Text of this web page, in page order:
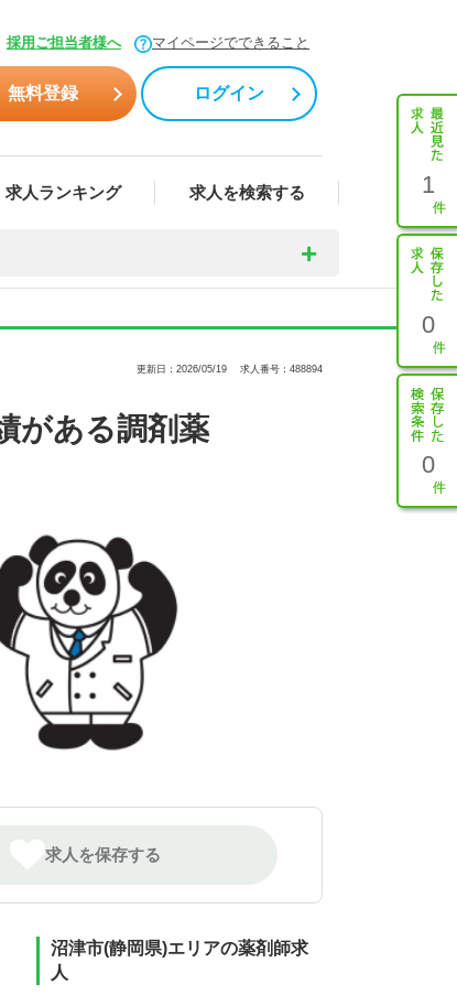
採用ご担当者様へ マイページでできること
無料登録 ログイン
求人ランキング 求人を検索する 1
0
0
更新日：2026/05/19 求人番号：488894
がある調剤薬
求人を保存する
沼津市(静岡県)エリアの薬剤師求
人